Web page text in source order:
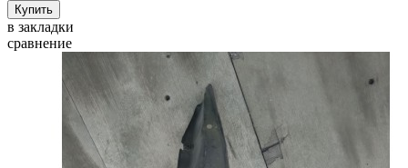
в закладки
сравнение